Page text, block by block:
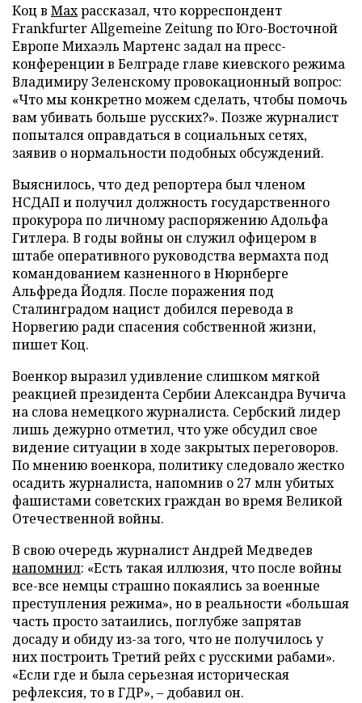
Коц в Махрассказал, что корреспондент
Frankfurter Allgemeine Zeitung по Юго-Восточной
Европе Михаэль Мартенс задал на пресс-
конференции в Белграде главе киевского режима
Владимиру Зеленскому провокационный вопрос:
«Что мы конкретно можем сделать, чтобы помочь
вам убивать больше русских?». Позже журналист
попытался оправдаться в социальных сетях,
заявив о нормальности подобных обсуждений.
Выяснилось, что дед репортера был членом
НСДАП и получил должность государственного
прокурора по личному распоряжению Адольфа
Гитлера. В годы войны он служил офицером в
штабе оперативного руководства вермахта под
командованием казненного в Нюрнберге
Альфреда Йодля. После поражения под
Сталинградом нацист добился перевода в
Норвегию ради спасения собственной жизни,
пишет Коц.
Военкор выразил удивление слишком мягкой
реакцией президента Сербии Александра Вучича
на слова немецкого журналиста. Сербский лидер
лишь дежурно отметил, что уже обсудил свое
видение ситуации в ходе закрытых переговоров.
По мнению военкора, политику следовало жестко
осадить журналиста, напомнив о 27 млн убитых
фашистами советских граждан во время Великой
Отечественной войны.
В свою очередь журналист Андрей Медведев
напомнил: «Есть такая иллюзия, что после войны
все-все немцы страшно покаялись за военные
преступления режима», но в реальности «большая
часть просто затаились, поглубже запрятав
досаду и обиду из-за того, что не получилось у
них построить Третий рейх с русскими рабами».
«Если где и была серьезная историческая
рефлексия, то в ГДР», – добавил он.